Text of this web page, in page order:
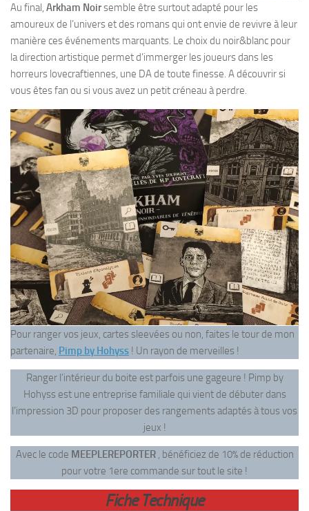
Au final, Arkham Noirsemble être surtout adapté pour les
amoureux de l’univers et des romans qui ont envie de revivre à leur
manière ces événements marquants. Le choix du noir&blanc pour
la direction artistique permet d’immerger les joueurs dans les
horreurs lovecraftiennes, une DA de toute finesse. A découvrir si
vous êtes fan ou si vous avez un petit créneau à perdre.
Pour ranger vos jeux, cartes sleevées ou non, faites le tour de mon
partenaire, Pimp by Hohyss ! Un rayon de merveilles !
Ranger l’intérieur du boite est parfois une gageure ! Pimp by
Hohyss est une entreprise familiale qui vient de débuter dans
l’impression 3D pour proposer des rangements adaptés à tous vos
jeux !
Avec le code MEEPLEREPORTER, bénéficiez de 10% de réduction
pour votre 1ere commande sur tout le site !
Fiche Technique